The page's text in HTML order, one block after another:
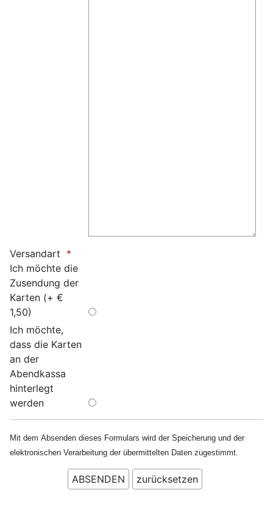
Versandart
Ich möchte die
Zusendung der
Karten (+ €
1,50)
Ich möchte,
dass die Karten
an der
Abendkassa
hinterlegt
werden
Mit dem Absenden dieses Formulars wird der Speicherung und der
elektronischen Verarbeitung der übermittelten Daten zugestimmt.